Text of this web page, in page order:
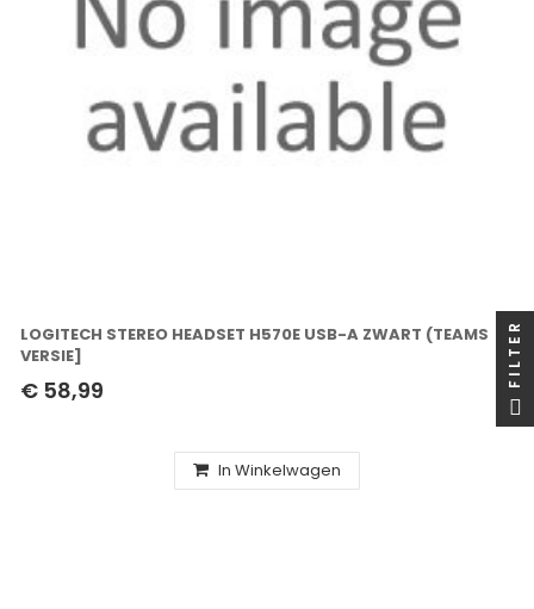
LOGITECH STEREO HEADSET H570E USB-A ZWART (TEAMS
VERSIE]
€ 58,99
In Winkelwagen
FILTER